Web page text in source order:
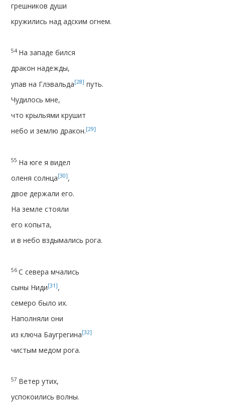
грешников души
кружились над адским огнем.
54 На западе бился
дракон надежды,
упав на Глэвальда[28] путь.
Чудилось мне,
что крыльями крушит
небо и землю дракон.[29]
55 На юге я видел
оленя солнца[30],
двое держали его.
На земле стояли
его копыта,
и в небо вздымались рога.
56 С севера мчались
сыны Ниди[31],
семеро было их.
Наполняли они
из ключа Баугрегина[32]
чистым медом рога.
57 Ветер утих,
успокоились волны.